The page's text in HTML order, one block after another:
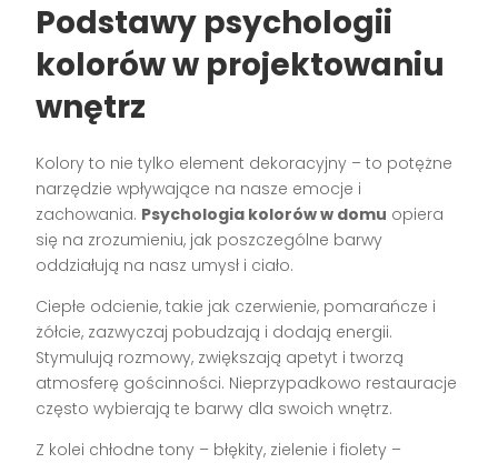
Podstawy psychologii
kolorów w projektowaniu
wnętrz
Kolory to nie tylko element dekoracyjny – to potężne
narzędzie wpływające na nasze emocje i
zachowania. Psychologia kolorów w domu opiera
się na zrozumieniu, jak poszczególne barwy
oddziałują na nasz umysł i ciało.
Ciepłe odcienie, takie jak czerwienie, pomarańcze i
żółcie, zazwyczaj pobudzają i dodają energii.
Stymulują rozmowy, zwiększają apetyt i tworzą
atmosferę gościnności. Nieprzypadkowo restauracje
często wybierają te barwy dla swoich wnętrz.
Z kolei chłodne tony – błękity, zielenie i fiolety –